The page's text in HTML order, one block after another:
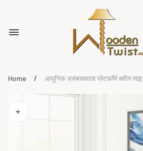
logo"
Home / आधुनिक असबाबवाला प्लेटफ़ॉर्म क्वीन